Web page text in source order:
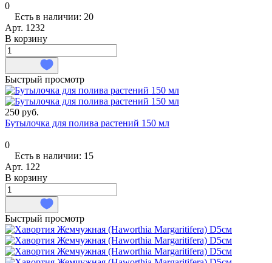
0
Есть в наличии: 20
Арт. 1232
В корзину
Быстрый просмотр
250 руб.
Бутылочка для полива растений 150 мл
0
Есть в наличии: 15
Арт. 122
В корзину
Быстрый просмотр